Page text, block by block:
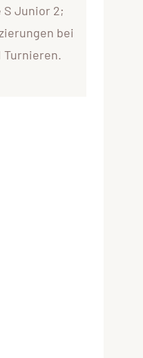
S Junior 2;
bei
Turnieren.